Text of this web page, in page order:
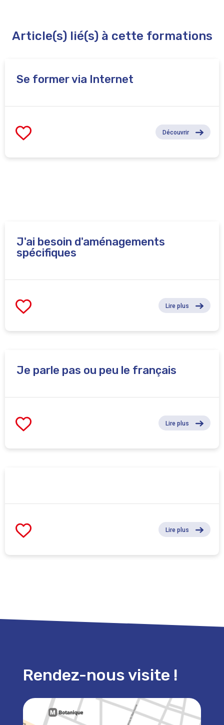
Article(s) lié(s) à cette formations
Se former via Internet
Découvrir
J'ai besoin d'aménagements
spécifiques
Lire plus
Je parle pas ou peu le français
Lire plus
Lire plus
Rendez-nous visite !